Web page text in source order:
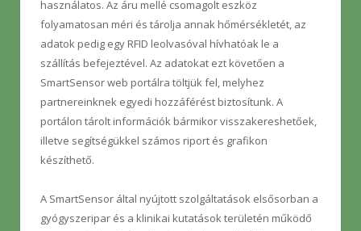
használatos. Az áru mellé csomagolt eszköz
folyamatosan méri és tárolja annak hőmérsékletét, az
adatok pedig egy RFID leolvasóval hívhatóak le a
szállítás befejeztével. Az adatokat ezt követően a
SmartSensor web portálra töltjük fel, melyhez
partnereinknek egyedi hozzáférést biztosítunk. A
portálon tárolt információk bármikor visszakereshetőek,
illetve segítségükkel számos riport és grafikon
készíthető.
A SmartSensor által nyújtott szolgáltatások elsősorban a
gyógyszeripar és a klinikai kutatások területén működő